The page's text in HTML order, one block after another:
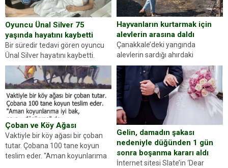
evraklarda eksik olduğunu...
Oyuncu Ünal Silver 75
yaşında hayatını kaybetti
Bir süredir tedavi gören oyuncu
Ünal Silver hayatını kaybetti.
Haberi, oyuncunun menajerlik
ajansı duyurdu. Renda Güner,
sosyal medya hesabında “Usta
Oyuncumuz ve çok değerli
dostumuz...
Hayvanların kurtarmak için
alevlerin arasına daldı
Çanakkale’deki yangında
alevlerin sardığı ahırdaki
hayvanlarını kurtarmak isteyen
Zeki Demir (66) ölümden döndü.
Yüzünde ve ellerinde yanıklar
oluşan Demir, kâbus dolu anları
anlattı… Merkeze bağlı...
Çoban ve Köy Ağası
Vaktiyle bir köy ağası bir çoban
tutar. Çobana 100 tane koyun
teslim eder. “Aman koyunlarıma
Gelin, damadın şakası
nedeniyle düğünden 1 gün
sonra boşanma kararı aldı
İnternet sitesi Slate’in ‘Dear